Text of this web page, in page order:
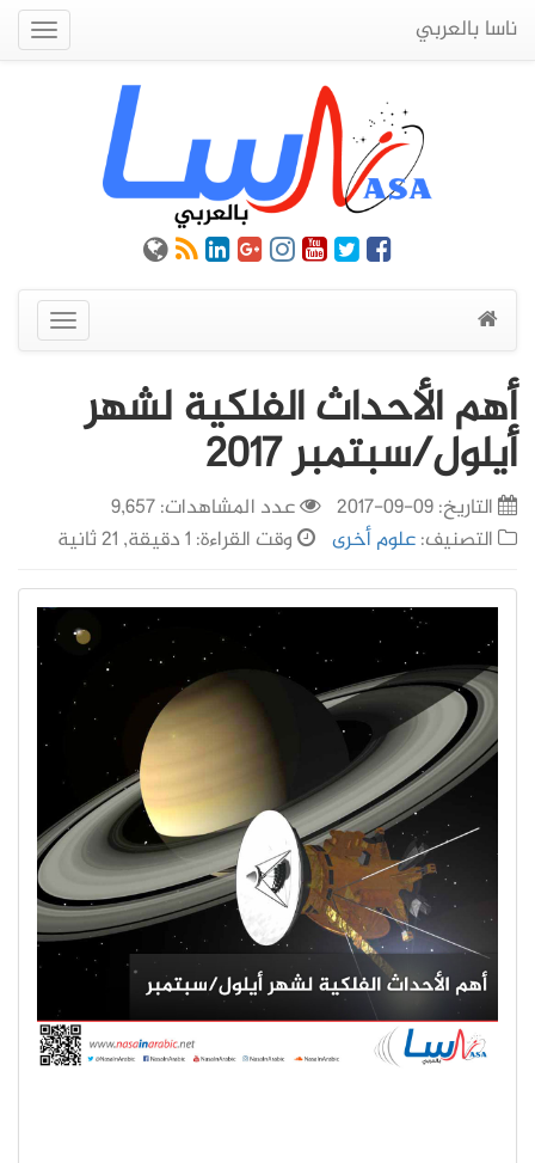
ناسا بالعربي
عرض
القائمة
أهم الأحداث الفلكية لشهر
أيلول/سبتمبر 2017
التاريخ:09-09-2017
عدد المشاهدات: 9,657
التصنيف:علوم أخرى وقت القراءة: 1 دقيقة, 21 ثانية